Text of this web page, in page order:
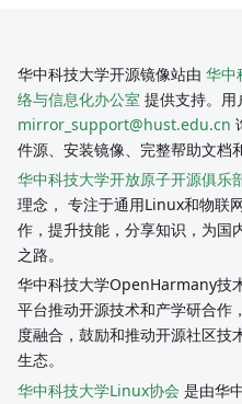
华中科技大学开源镜像站由 华中
络与信息化办公室 提供支持。用
mirror_support@hust.edu.cn
件源、安装镜像、完整帮助文档
华中科技大学开放原子开源俱乐
理念， 专注于通用Linux和物联
作，提升技能，分享知识，为国
之路。
华中科技大学OpenHarmany技
平台推动开源技术和产学研合作
度融合，鼓励和推动开源社区技
生态。
华中科技大学Linux协会 是由华